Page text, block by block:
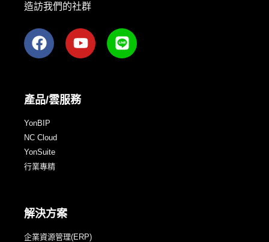
造訪我們的社群
產品/雲服務
YonBIP
NC Cloud
YonSuite
行業專精
解決方案
企業資源管理(ERP)